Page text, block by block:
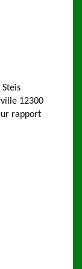
12300
rapport